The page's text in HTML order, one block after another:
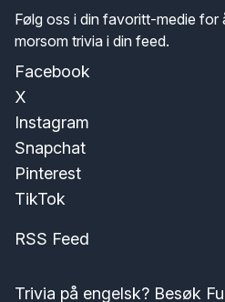
Følg oss i din favoritt-medie for
morsom trivia i din feed.
Facebook
X
Instagram
Snapchat
Pinterest
TikTok
RSS Feed
Trivia på engelsk? Besøk